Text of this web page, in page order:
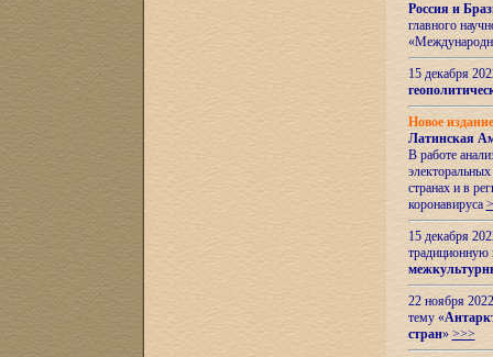
Россия и
главного
15 декабря
Новое
Латинская
В работе
странах и в
коронавируса
15 декабря
22 ноября
тему «
стран» >>>